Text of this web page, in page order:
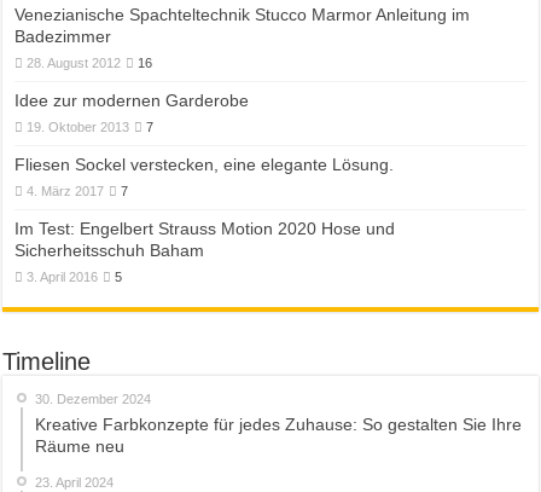
Venezianische Spachteltechnik Stucco Marmor Anleitung im
Badezimmer
28. August 2012 16
Idee zur modernen Garderobe
19. Oktober 2013 7
Fliesen Sockel verstecken, eine elegante Lösung.
4. März 2017 7
Im Test: Engelbert Strauss Motion 2020 Hose und
Sicherheitsschuh Baham
3. April 2016 5
Timeline
30. Dezember 2024
Kreative Farbkonzepte für jedes Zuhause: So gestalten Sie Ihre
Räume neu
23. April 2024